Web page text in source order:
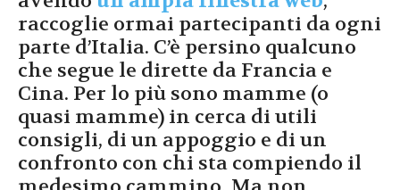
raccoglie ormai partecipanti da ogni
parte d’Italia. C’è persino qualcuno
che segue le dirette da Francia e
Cina. Per lo più sono mamme (o
quasi mamme) in cerca di utili
consigli, di un appoggio e di un
confronto con chi sta compiendo il